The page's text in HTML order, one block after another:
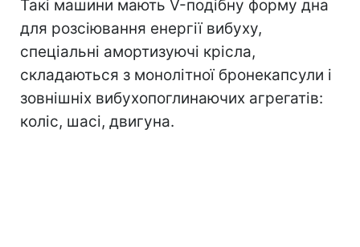
Такі машини мають V-подібну форму дна
для розсіювання енергії вибуху,
спеціальні амортизуючі крісла,
складаються з монолітної бронекапсули і
зовнішніх вибухопоглинаючих агрегатів:
коліс, шасі, двигуна.